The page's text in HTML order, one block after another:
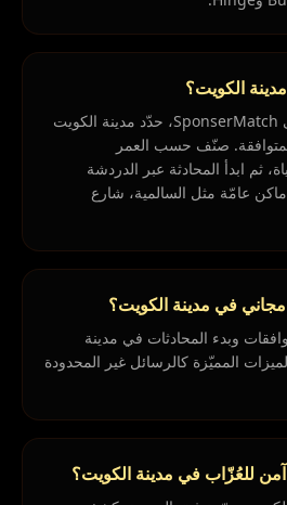
الكويت؟
أنشئ ملفّك المجاني على SponserMatch، حدّد مدينة الكويت
صنّف حسب العمر
ثم ابدأ المحادثة عبر الدردشة
عامّة مثل السالمية، شارع
وبدء المحادثات في مدينة
المميّزة كالرسائل غير المحدودة